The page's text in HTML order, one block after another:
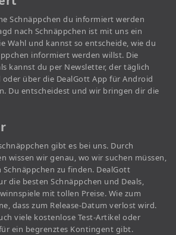
Schnäppchen du informiert werden
nach Schnäppchen ist mit uns ein
Wahl und kannst so entscheide, wie du
informiert werden willst. Die
kannst du per Newsletter, der täglich
über die DealGott App für Android
Du entscheidest und wir bringen dir die
gibt es bei uns. Durch
wissen wir genau, wo wir suchen müssen,
zu finden. DealGott
die besten Schnäppchen und Deals,
mit tollen Preise. Wie zum
dass zum Release-Datum verlost wird.
viele kostenlose Test-Artikel oder
ein begrenztes Kontingent gibt.